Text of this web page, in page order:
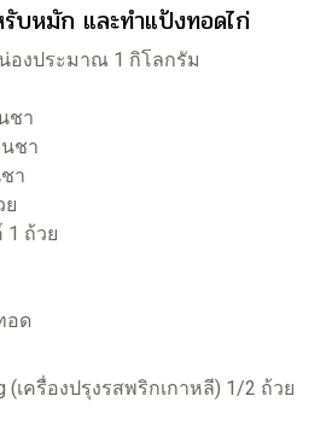
บหมัก และทำแป้งทอดไก่
องประมาณ 1 กิโลกรัม
ชา
ชา
า
ย
1 ถ้วย
อด
(เครื่องปรุงรสพริกเกาหลี) 1/2 ถ้วย